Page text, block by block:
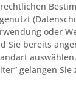
oder
Sie bereits
gelangen